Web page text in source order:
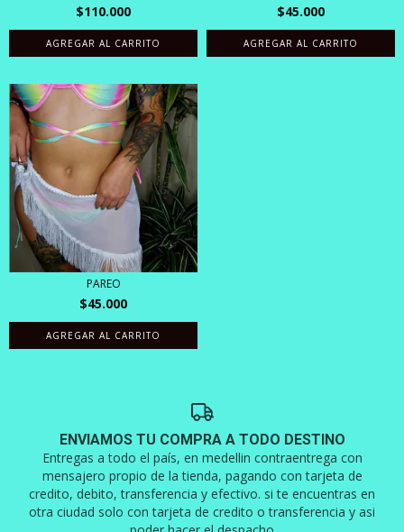
$110.000
AGREGAR AL CARRITO
$45.000
AGREGAR AL CARRITO
PAREO
$45.000
AGREGAR AL CARRITO
ENVIAMOS TU COMPRA A TODO DESTINO
Entregas a todo el país, en medellin contraentrega con
mensajero propio de la tienda, pagando con tarjeta de
credito, debito, transferencia y efectivo. si te encuentras en
otra ciudad solo con tarjeta de credito o transferencia y asi